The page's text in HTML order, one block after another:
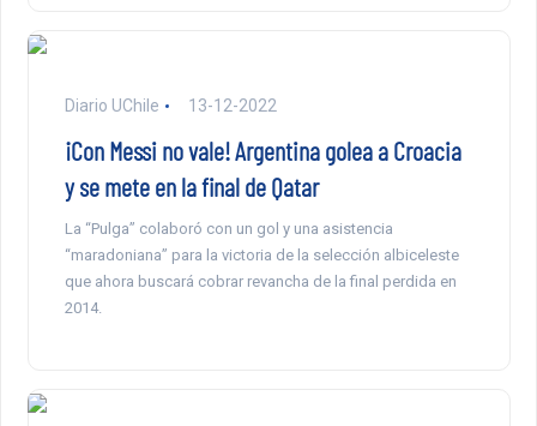
Diario UChile 13-12-2022
¡Con Messi no vale! Argentina golea a Croacia
y se mete en la final de Qatar
La “Pulga” colaboró con un gol y una asistencia
“maradoniana” para la victoria de la selección albiceleste
que ahora buscará cobrar revancha de la final perdida en
2014.